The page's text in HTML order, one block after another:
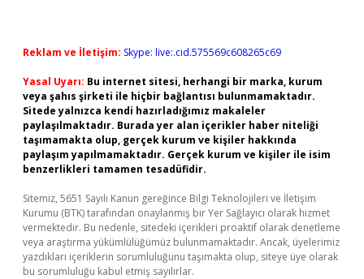
Reklam ve İletişim: Skype: live:.cid.575569c608265c69
Yasal Uyarı: Bu internet sitesi, herhangi bir marka, kurum
veya şahıs şirketi ile hiçbir bağlantısı bulunmamaktadır.
Sitede yalnızca kendi hazırladığımız makaleler
paylaşılmaktadır. Burada yer alan içerikler haber niteliği
taşımamakta olup, gerçek kurum ve kişiler hakkında
paylaşım yapılmamaktadır. Gerçek kurum ve kişiler ile isim
benzerlikleri tamamen tesadüfidir.
Sitemiz, 5651 Sayılı Kanun gereğince Bilgi Teknolojileri ve İletişim
Kurumu (BTK) tarafından onaylanmış bir Yer Sağlayıcı olarak hizmet
vermektedir. Bu nedenle, sitedeki içerikleri proaktif olarak denetleme
veya araştırma yükümlülüğümüz bulunmamaktadır. Ancak, üyelerimiz
yazdıkları içeriklerin sorumluluğunu taşımakta olup, siteye üye olarak
bu sorumluluğu kabul etmiş sayılırlar.